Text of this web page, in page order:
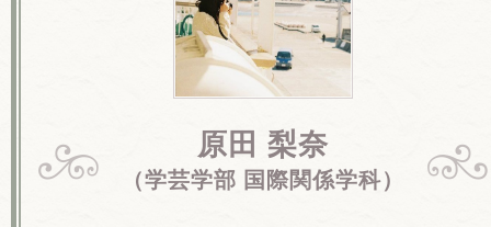
原田 梨奈
（学芸学部 国際関係学科）